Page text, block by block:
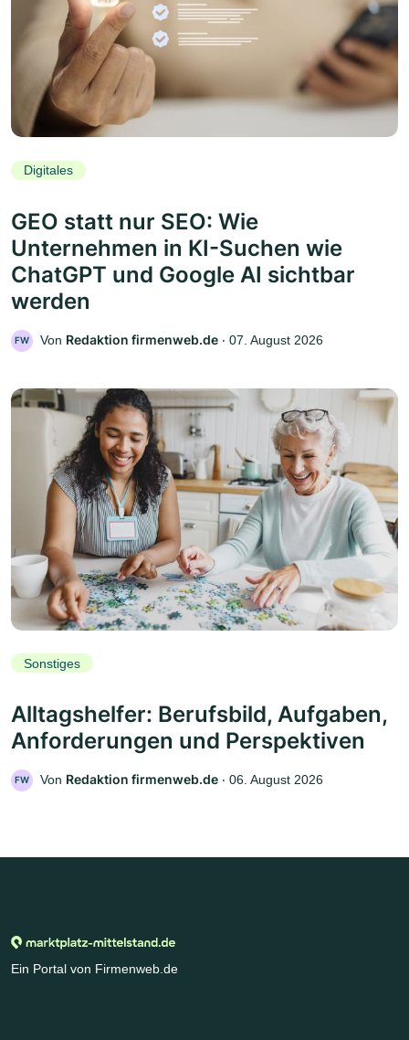
Digitales
GEO statt nur SEO: Wie
Unternehmen in KI-Suchen wie
ChatGPT und Google AI sichtbar
werden
FW Von Redaktion firmenweb.de ‧ 07. August 2026
Sonstiges
Alltagshelfer: Berufsbild, Aufgaben,
Anforderungen und Perspektiven
FW Von Redaktion firmenweb.de ‧ 06. August 2026
Ein Portal von Firmenweb.de